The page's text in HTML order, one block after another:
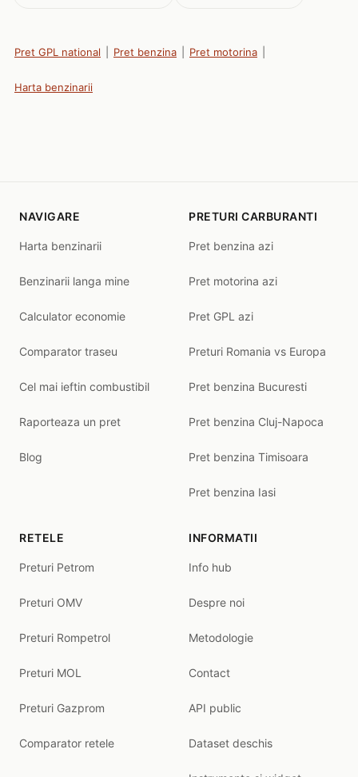
Pret GPL national Pret benzina Pret motorina
Harta benzinarii
NAVIGARE
Harta benzinarii
Benzinarii langa mine
Calculator economie
Comparator traseu
Cel mai ieftin combustibil
Raporteaza un pret
Blog
PRETURI CARBURANTI
Pret benzina azi
Pret motorina azi
Pret GPL azi
Preturi Romania vs Europa
Pret benzina Bucuresti
Pret benzina Cluj-Napoca
Pret benzina Timisoara
Pret benzina Iasi
RETELE
Preturi Petrom
Preturi OMV
Preturi Rompetrol
Preturi MOL
Preturi Gazprom
Comparator retele
INFORMATII
Info hub
Despre noi
Metodologie
Contact
API public
Dataset deschis